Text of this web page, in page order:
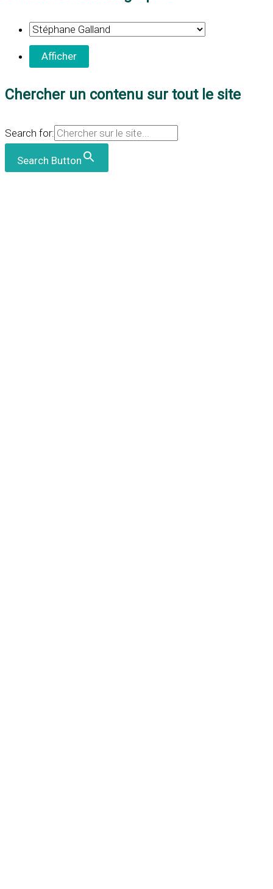
Chercher un contenu sur tout le site
Search for:
Search Button